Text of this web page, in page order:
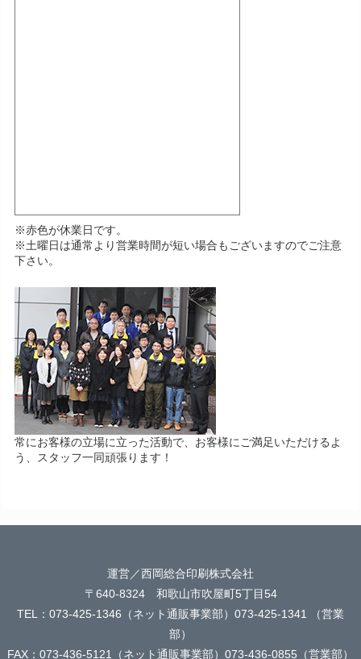
※赤色が休業日です。
※土曜日は通常より営業時間が短い場合もございますのでご注意
下さい。
常にお客様の立場に立った活動で、お客様にご満足いただけるよ
う、スタッフ一同頑張ります！
運営／西岡総合印刷株式会社
〒640-8324 和歌山市吹屋町5丁目54
TEL：073-425-1346（ネット通販事業部）073-425-1341 （営業
部）
FAX：073-436-5121（ネット通販事業部）073-436-0855（営業部）